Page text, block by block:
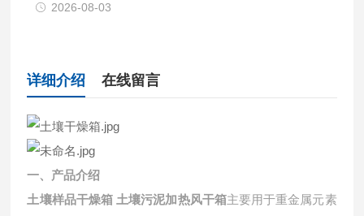
2026-08-03
详细介绍 在线留言
一、产品介绍
土壤样品干燥箱 土壤污泥加热风干箱主要用于重金属元素